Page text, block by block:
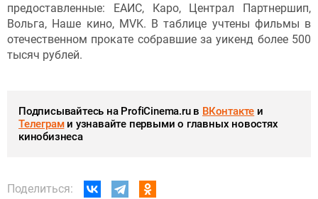
предоставленные: ЕАИС, Каро, Централ Партнершип,
Вольга, Наше кино, MVK. В таблице учтены фильмы в
отечественном прокате собравшие за уикенд более 500
тысяч рублей.
Подписывайтесь на ProfiCinema.ru в ВКонтакте и
Телеграми узнавайте первыми о главных новостях
кинобизнеса
Поделиться: